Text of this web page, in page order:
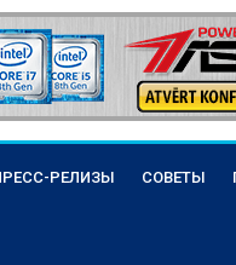
РЕЛИЗЫ СОВЕТЫ